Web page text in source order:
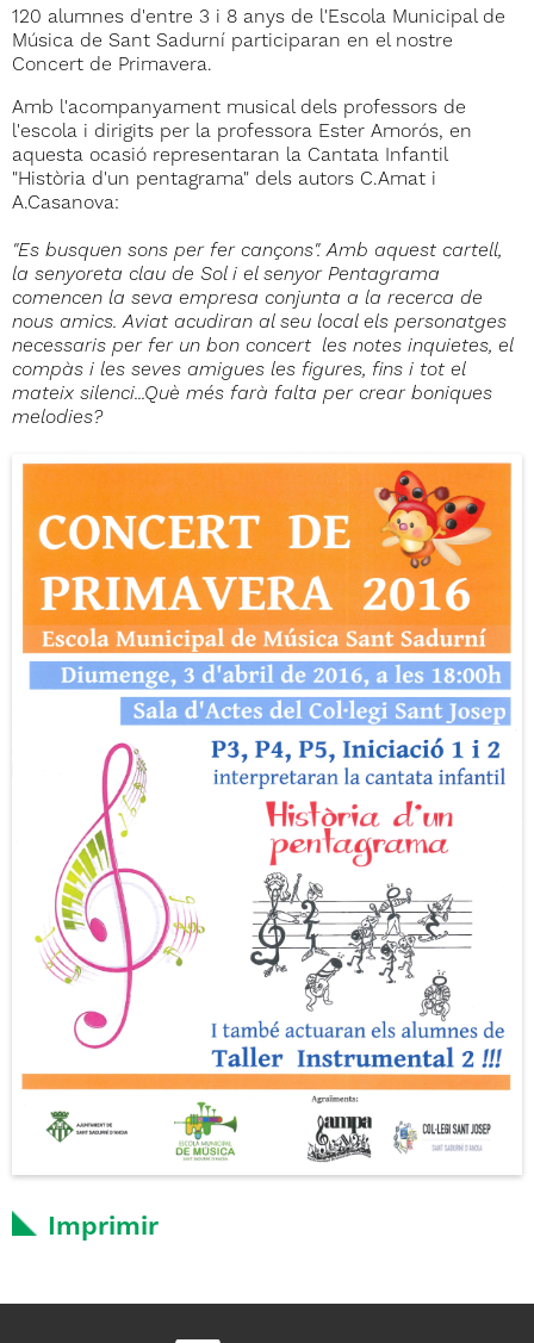
120 alumnes d'entre 3 i 8 anys de l'Escola Municipal de
Música de Sant Sadurní participaran en el nostre
Concert de Primavera.
Amb l'acompanyament musical dels professors de
l'escola i dirigits per la professora Ester Amorós, en
aquesta ocasió representaran la Cantata Infantil
"Història d'un pentagrama" dels autors C.Amat i
A.Casanova:
"Es busquen sons per fer cançons". Amb aquest cartell,
la senyoreta clau de Sol i el senyor Pentagrama
comencen la seva empresa conjunta a la recerca de
nous amics. Aviat acudiran al seu local els personatges
necessaris per fer un bon concert: les notes inquietes, el
compàs i les seves amigues les figures, fins i tot el
mateix silenci...Què més farà falta per crear boniques
melodies?
Imprimir